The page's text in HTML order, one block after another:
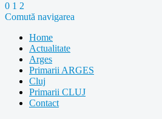
0 1 2
Comută navigarea
Home
Actualitate
Arges
Primarii ARGES
Cluj
Primarii CLUJ
Contact